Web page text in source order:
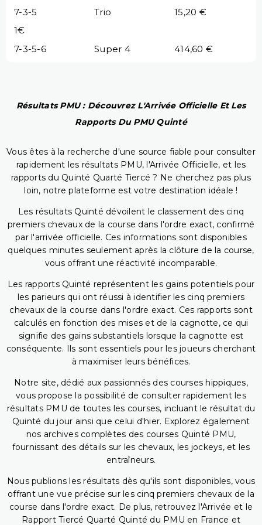
7-3-5 Trio
15,20 €
1€
7-3-5-6
Super 4 414,60 €
Résultats PMU : Découvrez L'Arrivée Officielle Et Les
Rapports Du PMU Quinté
Vous êtes à la recherche d'une source fiable pour consulter
rapidement les résultats PMU, l'Arrivée Officielle, et les
rapports du Quinté Quarté Tiercé ? Ne cherchez pas plus
loin, notre plateforme est votre destination idéale !
Les résultats Quinté dévoilent le classement des cinq
premiers chevaux de la course dans l'ordre exact, confirmé
par l'arrivée officielle. Ces informations sont disponibles
quelques minutes seulement après la clôture de la course,
vous offrant une réactivité incomparable.
Les rapports Quinté représentent les gains potentiels pour
les parieurs qui ont réussi à identifier les cinq premiers
chevaux de la course dans l'ordre exact. Ces rapports sont
calculés en fonction des mises et de la cagnotte, ce qui
signifie des gains substantiels lorsque la cagnotte est
conséquente. Ils sont essentiels pour les joueurs cherchant
à maximiser leurs bénéfices.
Notre site, dédié aux passionnés des courses hippiques,
vous propose la possibilité de consulter rapidement les
résultats PMU de toutes les courses, incluant le résultat du
Quinté du jour ainsi que celui d'hier. Explorez également
nos archives complètes des courses Quinté PMU,
fournissant des détails sur les chevaux, les jockeys, et les
entraîneurs.
Nous publions les résultats dès qu'ils sont disponibles, vous
offrant une vue précise sur les cinq premiers chevaux de la
course dans l'ordre exact. De plus, retrouvez l'Arrivée et le
Rapport Tiercé Quarté Quinté du PMU en France et